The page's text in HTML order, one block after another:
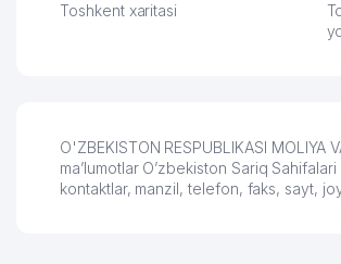
Toshkent xaritasi
O'ZBEKISTON RESPUBLIKASI
ma’lumotlar O’zbekiston Sariq
kontaktlar, manzil, telefon, faks, sayt,